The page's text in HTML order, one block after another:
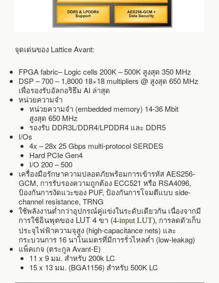
จุดเด่นของ Lattice Avant:
FPGA fabric– Logic cells 200K – 500K สูงสุด 350 MHz
DSP – 700 – 1,8000 18×18 multipliers @ สูงสุด 650 MHz
เพื่อรองรับอัลกอริธึม AI ล่าสุด
หน่วยความจำ
หน่วยความจำ (embedded memory) 14-36 Mbit
สูงสุด 650 MHz
รองรับ DDR3L/DDR4/LPDDR4 และ DDR5
I/Os
4x – 28x 25 Gbps multi-protocol SERDES
Hard PCIe Gen4
I/O 200 – 500
เครื่องมือรักษาความปลอดภัยพร้อมการเข้ารหัส AES256-
GCM, การรับรองความถูกต้อง ECC521 หรือ RSA4096,
ป้องกันการงัดแวะของ PUF, ป้องกันการโจมตีแบบ side-
channel resistance, TRNG
ใช้พลังงานต่ำกว่าอุปกรณ์คู่แข่งในระดับเดียวกัน เนื่องจากมี
การใช้อินพุตของ LUT 4 ขา (4-input LUT), การลดตัวเก็บ
ประจุไฟฟ้าความจุสูง (high-capacitance nets) และ
กระบวนการ 16 นาโนเมตรที่มีการรั่วไหลต่ำ (low-leakag)
แพ็คเกจ (ตระกูล Avant-E)
11 x 9 มม. สำหรับ 200k LC
15 x 13 มม. (BGA1156) สำหรับ 500K LC